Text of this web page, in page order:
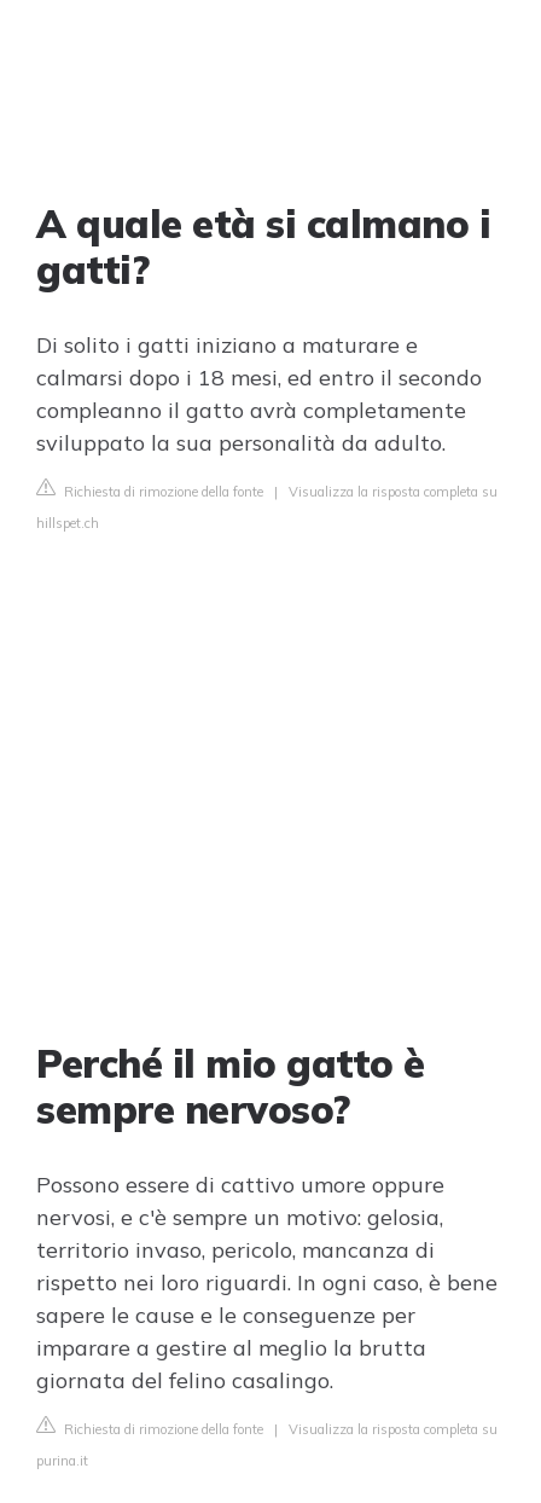
A quale età si calmano i
gatti?
Di solito i gatti iniziano a maturare e
calmarsi dopo i 18 mesi, ed entro il secondo
compleanno il gatto avrà completamente
sviluppato la sua personalità da adulto.
Richiesta di rimozione della fonte | Visualizza la risposta completa su
hillspet.ch
Perché il mio gatto è
sempre nervoso?
Possono essere di cattivo umore oppure
nervosi, e c'è sempre un motivo: gelosia,
territorio invaso, pericolo, mancanza di
rispetto nei loro riguardi. In ogni caso, è bene
sapere le cause e le conseguenze per
imparare a gestire al meglio la brutta
giornata del felino casalingo.
Richiesta di rimozione della fonte | Visualizza la risposta completa su
purina.it